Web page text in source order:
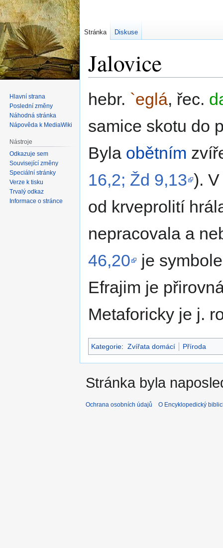
Jalovice
Skočit
na
Skočit
nahebr. `eglá, řec.
samice skotu do
Byla obětním
16,2; Žd 9,13 ).
od krveprolití
nepracovala a
46,20
je
Efrajim je
Metaforicky je j.
Kategorie: Zvířata domácí Příroda
Stránka Diskuse
Hlavní strana
Poslední změny
Náhodná stránka
Nápověda k MediaWiki
Nástroje
Odkazuje sem
Související změny
Speciální stránky
Verze k tisku
Trvalý odkaz
Informace o stránce
Stránka byla
Ochrana osobních údajů O Encyklopedický